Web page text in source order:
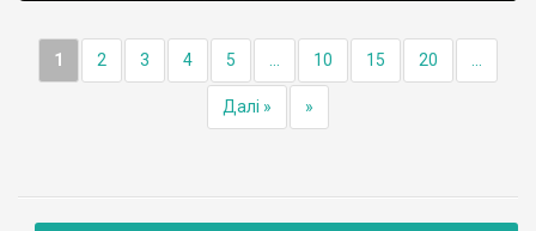
1 2 3 4 5 10 15 20
Далі » »